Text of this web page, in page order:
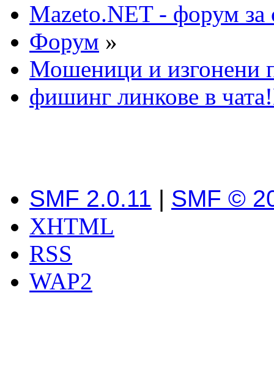
Mazeto.NET - форум за
Форум »
Мошеници и изгонени
фишинг линкове в
SMF 2.0.11 | SMF ©
XHTML
RSS
WAP2